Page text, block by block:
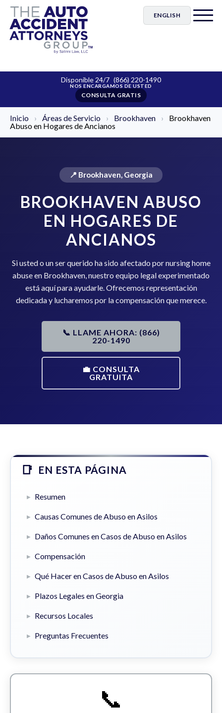
ENGLISH
Disponible 24/7 (866) 220-1490
CONSULTA GRATIS
Inicio › Áreas de Servicio › Brookhaven ›
Brookhaven
Abuso en Hogares de Ancianos
📍 Brookhaven, Georgia
BROOKHAVEN ABUSO
EN HOGARES DE
ANCIANOS
Si usted o un ser querido ha sido afectado por nursing home
abuse en Brookhaven, nuestro equipo legal experimentado
está aquí para ayudarle. Ofrecemos representación
dedicada y lucharemos por la compensación que merece.
📞 LLAME AHORA: (866)
220-1490
💼 CONSULTA
GRATUITA
EN ESTA PÁGINA
Resumen
Causas Comunes de Abuso en Asilos
Daños Comunes en Casos de Abuso en Asilos
Compensación
Qué Hacer en Casos de Abuso en Asilos
Plazos Legales en Georgia
Recursos Locales
Preguntas Frecuentes
📞